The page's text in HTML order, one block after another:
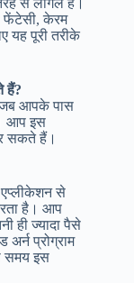
से लीगल है।
फेंटेसी, केरम
यह पूरी तरीके
हैं?
जब आपके पास
आप इस
सकते हैं।
से
है। आप
ही ज्यादा पैसे
प्रोग्राम
समय इस